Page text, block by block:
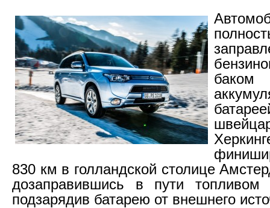
баком
830 км в голландской столице
дозаправившись в пути
подзарядив батарею от внешнего